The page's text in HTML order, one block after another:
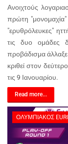
Ανοιχτούς
πρώτη
"ερυθρόλευκες"
τις δυο ομάδες
προβάδισμα
κριθεί στον
τις 9 Ιανουαρίου.
Read more...
ΟΛΥΜΠΙΑΚΌΣ